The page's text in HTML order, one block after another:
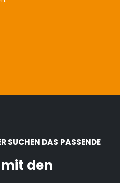
SUCHEN DAS PASSENDE
den